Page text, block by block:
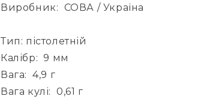
Виробник: СОВА / Україна
Тип: п істолетній
Калібр: 9 мм
Вага: 4,9 г
Вага кулі: 0,61 г